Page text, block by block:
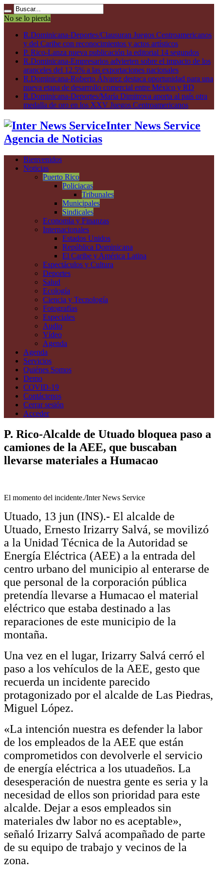
No se lo pierda
R.Dominicana-Deportes/Clausuran Juegos Centroamericanos
y del Caribe con reconocimientos y actos artísticos
P. Rico-Lanza nueva publicación la editorial 14 segundos
R.Dominicana-Empresarios advierten sobre el impacto de los
aranceles del 12.5% a las exportaciones nacionales
R.Dominicana-Roberto Álvarez destaca oportunidad para una
nueva etapa de desarrollo comercial entre México y RD
R.Dominicana-Deportes/María Dimitrova aporta al país otra
medalla de oro en los XXV Juegos Centroamericanos
Inter News Service
Agencia de Noticias
Bienvenidos
Noticias
Puerto Rico
Policiacas
Tribunales
Municipales
Sindicales
Economía y Finanzas
Internacionales
Estados Unidos
República Dominicana
El Caribe y América Latina
Espectáculos y Cultura
Deportes
Salud
Ecología
Ciencia y Tecnología
Fotografías
Especiales
Audio
Vídeo
Agenda
Agenda
Servicios
Quiénes Somos
Demo
COVID-19
Contáctenos
Cerrar sesión
Acceder
P. Rico-Alcalde de Utuado bloquea paso a
camiones de la AEE, que buscaban
llevarse materiales a Humacao
El momento del incidente./Inter News Service
Utuado, 13 jun (INS).- El alcalde de
Utuado, Ernesto Irizarry Salvá, se movilizó
a la Unidad Técnica de la Autoridad se
Energía Eléctrica (AEE) a la entrada del
centro urbano del municipio al enterarse de
que personal de la corporación pública
pretendía llevarse a Humacao el material
eléctrico que estaba destinado a las
reparaciones de este municipio de la
montaña.
Una vez en el lugar, Irizarry Salvá cerró el
paso a los vehículos de la AEE, gesto que
recuerda un incidente parecido
protagonizado por el alcalde de Las Piedras,
Miguel López.
«La intención nuestra es defender la labor
de los empleados de la AEE que están
comprometidos con devolverle el servicio
de energía eléctrica a los utuadeños. La
desesperación de nuestra gente es seria y la
necesidad de ellos son prioridad para este
alcalde. Dejar a esos empleados sin
materiales dw labor no es aceptable»,
señaló Irizarry Salvá acompañado de parte
de su equipo de trabajo y vecinos de la
zona.